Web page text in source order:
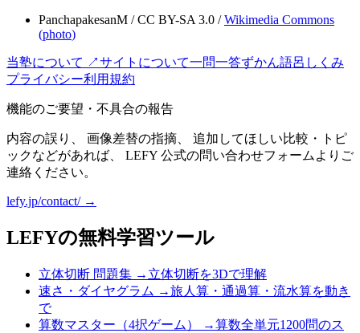
PanchapakesanM /CC BY-SA 3.0 / Wikimedia Commons
(photo)
当塾について ↗サイトについて一問一答ずかん語呂 しくみ
プライバシー利用規約
機能のご要望・不具合の報告
内容の誤り、 画像差替の指摘、 追加してほしい比較・トピ
ックなどがあれば、 LEFY 公式の問い合わせフォームよりご
連絡ください。
lefy.jp/contact/ →
LEFYの無料学習ツール
立体切断 問題集 → 立体切断を3Dで理解
速さ・ダイヤグラム →旅人算・通過算・流水算を動き
で
算数マスター（4択ゲーム）
→算数全単元1200問のス